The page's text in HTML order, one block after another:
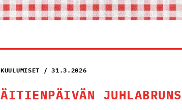
KUULUMISET / 31.3.2026
ÄITIENPÄIVÄN